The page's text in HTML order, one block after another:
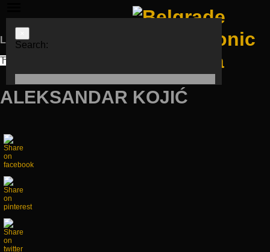
Search:
Languages
ЋИР
ALEKSANDAR KOJIĆ